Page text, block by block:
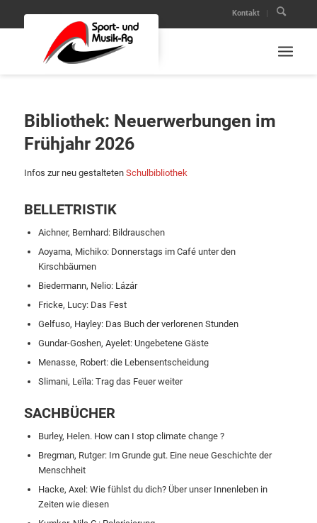
Kontakt
Bibliothek: Neuerwerbungen im
Frühjahr 2026
Infos zur neu gestalteten Schulbibliothek
BELLETRISTIK
Aichner, Bernhard: Bildrauschen
Aoyama, Michiko: Donnerstags im Café unter den
Kirschbäumen
Biedermann, Nelio: Lázár
Fricke, Lucy: Das Fest
Gelfuso, Hayley: Das Buch der verlorenen Stunden
Gundar-Goshen, Ayelet: Ungebetene Gäste
Menasse, Robert: die Lebensentscheidung
Slimani, Leïla: Trag das Feuer weiter
SACHBÜCHER
Burley, Helen. How can I stop climate change ?
Bregman, Rutger: Im Grunde gut. Eine neue Geschichte der
Menschheit
Hacke, Axel: Wie fühlst du dich? Über unser Innenleben in
Zeiten wie diesen